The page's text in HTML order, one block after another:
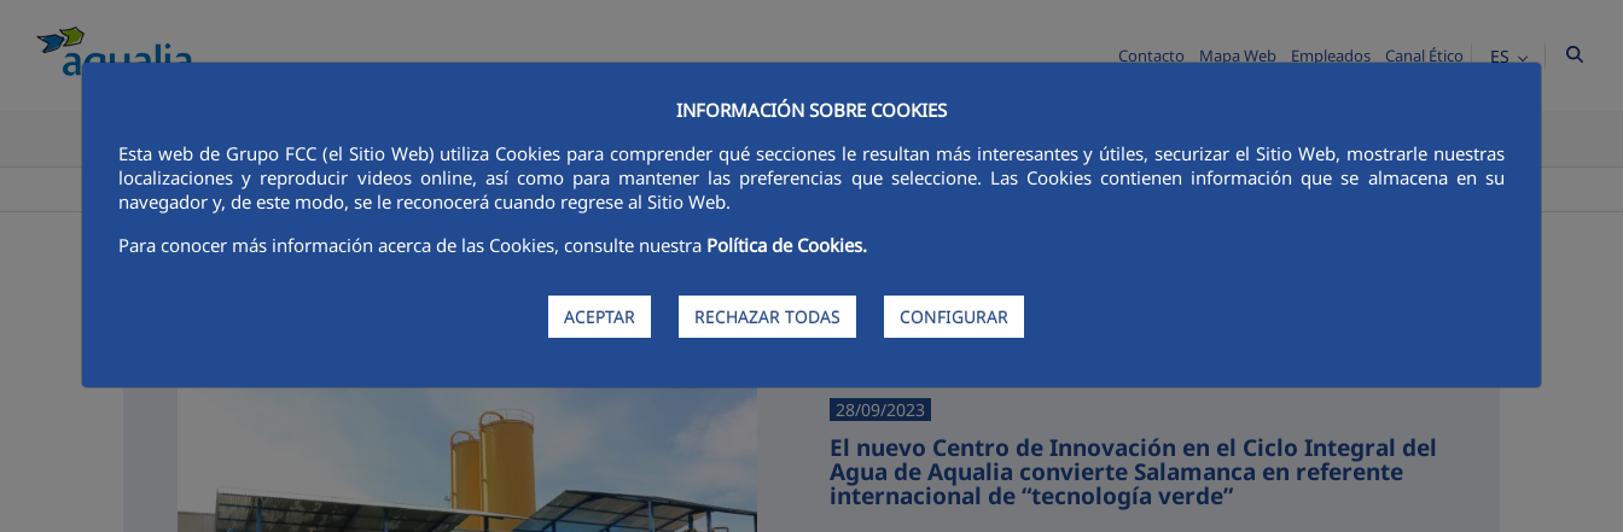
INFORMACIÓN SOBRE COOKIES
Esta web de Grupo FCC (el Sitio Web) utiliza Cookies para comprender qué secciones le resultan más interesantes y útiles, securizar el Sitio Web, mostrarle nuestras
localizaciones y reproducir videos online, así como para mantener las preferencias que seleccione. Las Cookies contienen información que se almacena en su
navegador y, de este modo, se le reconocerá cuando regrese al Sitio Web.
Para conocer más información acerca de las Cookies, consulte nuestra Política de Cookies.
ACEPTAR RECHAZAR TODAS CONFIGURAR
Contacto Mapa Web Empleados Canal Ético ES
Aqualia ES > Salamanca
Últimas noticias
28/09/2023
El nuevo Centro de Innovación en el Ciclo Integral del
Agua de Aqualia convierte Salamanca en referente
internacional de “tecnología verde”